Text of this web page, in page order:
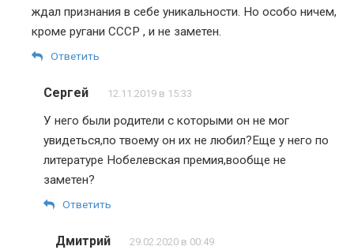
ждал признания в себе уникальности. Но особо ничем,
кроме ругани СССР , и не заметен.
Ответить
Сергей 12.11.2019 в 15:33
У него были родители с которыми он не мог
увидеться,по твоему он их не любил?Еще у него по
литературе Нобелевская премия,вообще не
заметен?
Ответить
Дмитрий 29.02.2020 в 00:49